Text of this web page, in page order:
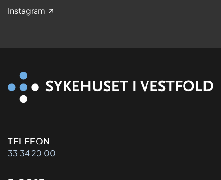
Instagram
Kontaktinformasjon
TELEFON
33 34 20 00